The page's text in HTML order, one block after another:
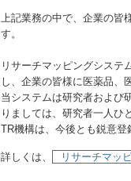
上記業務の中で、企業の皆
す。
リサーチマッピングシステ
し、企業の皆様に医薬品、
当システムは研究者および
りましては、研究者一人ひ
TR機構は、今後とも鋭意登
詳しくは、 リサーチマッ